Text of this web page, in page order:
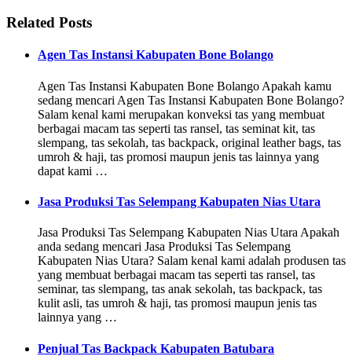
Related Posts
Agen Tas Instansi Kabupaten Bone Bolango
Agen Tas Instansi Kabupaten Bone Bolango Apakah kamu
sedang mencari Agen Tas Instansi Kabupaten Bone Bolango?
Salam kenal kami merupakan konveksi tas yang membuat
berbagai macam tas seperti tas ransel, tas seminat kit, tas
slempang, tas sekolah, tas backpack, original leather bags, tas
umroh & haji, tas promosi maupun jenis tas lainnya yang
dapat kami …
Jasa Produksi Tas Selempang Kabupaten Nias Utara
Jasa Produksi Tas Selempang Kabupaten Nias Utara Apakah
anda sedang mencari Jasa Produksi Tas Selempang
Kabupaten Nias Utara? Salam kenal kami adalah produsen tas
yang membuat berbagai macam tas seperti tas ransel, tas
seminar, tas slempang, tas anak sekolah, tas backpack, tas
kulit asli, tas umroh & haji, tas promosi maupun jenis tas
lainnya yang …
Penjual Tas Backpack Kabupaten Batubara